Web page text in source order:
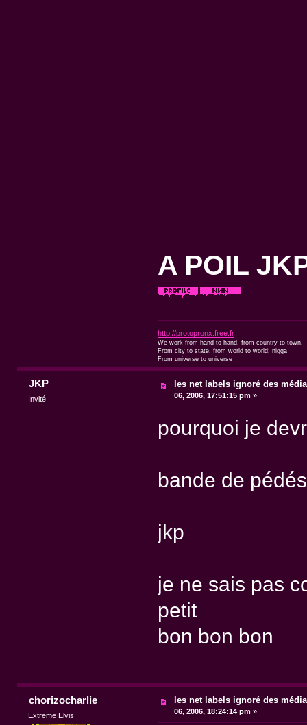
A POIL
http://protopronx.free.fr
We work from hand to hand, from country to town,
From city to state, from world to world; nigga
From universe to universe
JKP
Invité
les net labels ignoré des
06, 2006, 17:51:15 pm »
pourquoi je
bande de
jkp
je ne sais pas
petit
bon bon bon
chorizocharlie
Extreme Elvis
les net labels ignoré des
06, 2006, 18:24:14 pm »